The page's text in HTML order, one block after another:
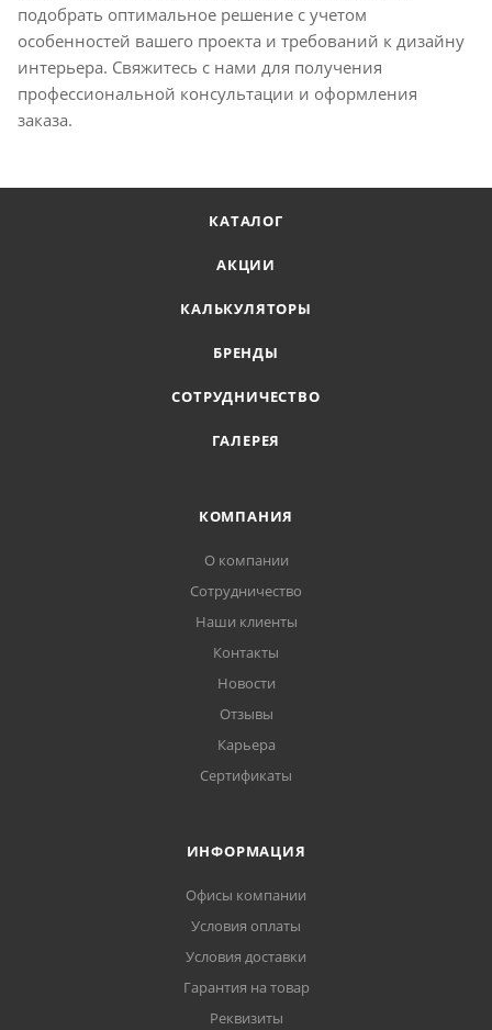
подобрать оптимальное решение с учетом
особенностей вашего проекта и требований к дизайну
интерьера. Свяжитесь с нами для получения
профессиональной консультации и оформления
заказа.
КАТАЛОГ
АКЦИИ
КАЛЬКУЛЯТОРЫ
БРЕНДЫ
СОТРУДНИЧЕСТВО
ГАЛЕРЕЯ
КОМПАНИЯ
О компании
Сотрудничество
Наши клиенты
Контакты
Новости
Отзывы
Карьера
Сертификаты
ИНФОРМАЦИЯ
Офисы компании
Условия оплаты
Условия доставки
Гарантия на товар
Реквизиты